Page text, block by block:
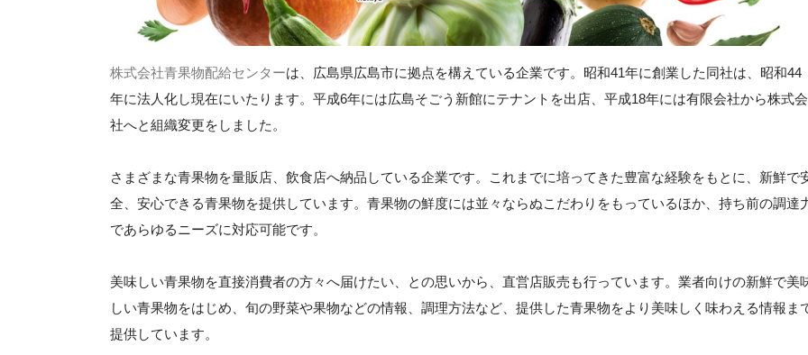
株式会社青果物配給センターは、広島県広島市に拠点を構えている企業です。昭和41年に創業した同社は、昭和44
年に法人化し現在にいたります。平成6年には広島そごう新館にテナントを出店、平成18年には有限会社から株式会
社へと組織変更をしました。
さまざまな青果物を量販店、飲食店へ納品している企業です。これまでに培ってきた豊富な経験をもとに、新鮮で
全、安心できる青果物を提供しています。青果物の鮮度には並々ならぬこだわりをもっているほか、持ち前の調達
であらゆるニーズに対応可能です。
美味しい青果物を直接消費者の方々へ届けたい、との思いから、直営店販売も行っています。業者向けの新鮮で美
しい青果物をはじめ、旬の野菜や果物などの情報、調理方法など、提供した青果物をより美味しく味わえる情報ま
提供しています。